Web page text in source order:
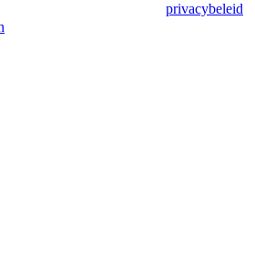
privacybeleid